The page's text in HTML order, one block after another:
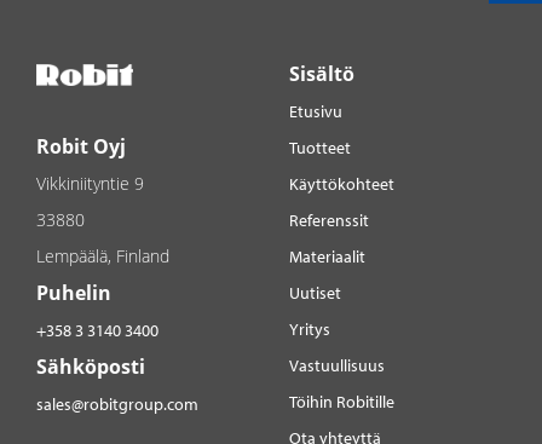
Robit Oyj
Vikkiniityntie 9
33880
Lempäälä, Finland
Puhelin
+358 3 3140 3400
Sähköposti
sales@robitgroup.com
Sisältö
Etusivu
Tuotteet
Käyttökohteet
Referenssit
Materiaalit
Uutiset
Yritys
Vastuullisuus
Töihin Robitille
Ota yhteyttä